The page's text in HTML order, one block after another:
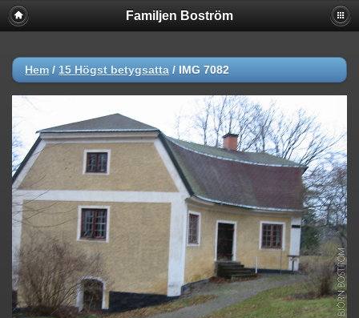
Familjen Boström
Hem / 15 Högst betygsatta / IMG 7082